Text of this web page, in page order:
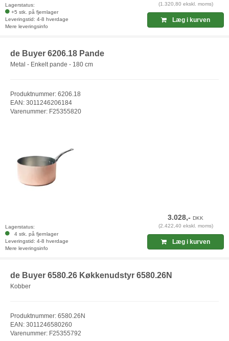
Lagerstatus:
+5 stk. på fjernlager
Leveringstid: 4-8 hverdage
Mere leveringsinfo
(1.320,80 ekskl. moms)
Læg i kurven
de Buyer 6206.18 Pande
Metal - Enkelt pande - 180 cm
Produktnummer: 6206.18
EAN: 3011246206184
Varenummer: F25355820
Lagerstatus:
4 stk. på fjernlager
Leveringstid: 4-8 hverdage
Mere leveringsinfo
3.028,-DKK
(2.422,40 ekskl. moms)
Læg i kurven
de Buyer 6580.26 Køkkenudstyr 6580.26N
Kobber
Produktnummer: 6580.26N
EAN: 3011246580260
Varenummer: F25355792